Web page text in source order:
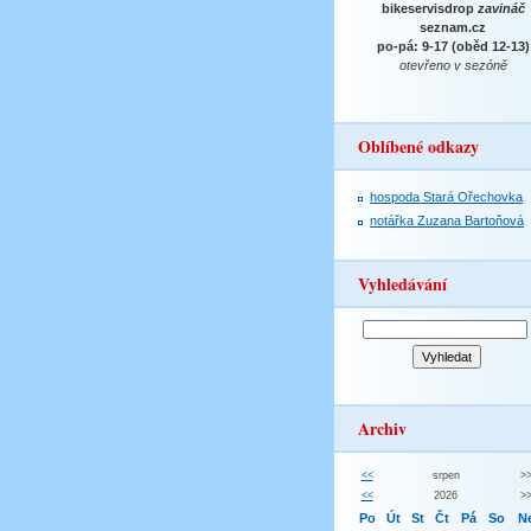
bikeservisdrop zavináč
seznam.cz
po-pá: 9-17 (oběd 12-13)
otevřeno v sezóně
Oblíbené odkazy
hospoda Stará Ořechovka
notářka Zuzana Bartoňová
Vyhledávání
Archiv
<< srpen
>>
<<
2026 >>
Po Út St Čt Pá So